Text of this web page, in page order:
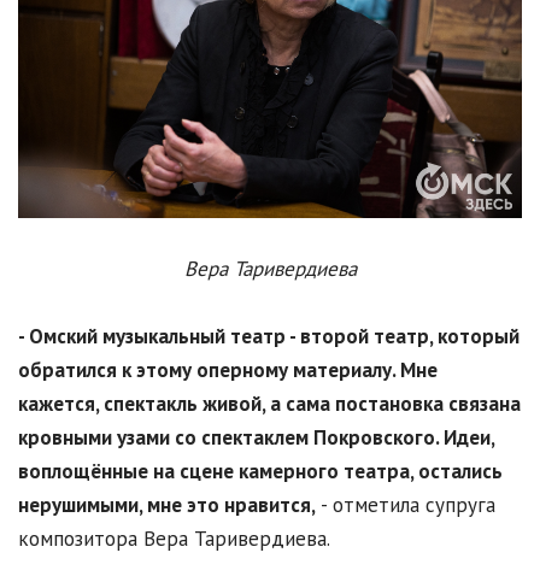
Вера Таривердиева
- Омский музыкальный театр - второй театр, который
обратился к этому оперному материалу. Мне
кажется, спектакль живой, а сама постановка связана
кровными узами со спектаклем Покровского. Идеи,
воплощённые на сцене камерного театра, остались
нерушимыми, мне это нравится, - отметила супруга
композитора Вера Таривердиева.